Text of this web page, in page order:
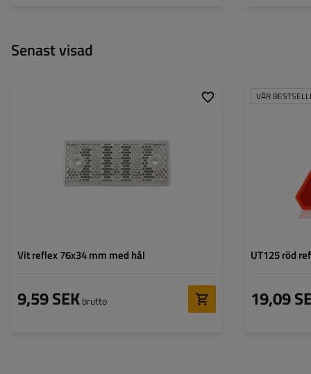
Senast visad
Vit reflex 76x34 mm med hål
9,59 SEKbrutto
Vit
Monteringstyp:
bultar
VÅR
UT125 röd
19,09